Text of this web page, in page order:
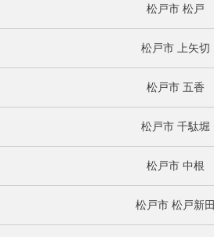
松戸市 松戸
松戸市 上矢切
松戸市 五香
松戸市 千駄堀
松戸市 中根
松戸市 松戸新田